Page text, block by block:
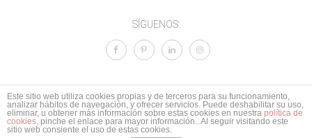
SÍGUENOS:
© 2017 Todos los derechos reservados.Aviso legalIPolítica de PrivacidadI
Mapa del sitioIPolítica de calidad
Este sitio web utiliza cookies propias y de terceros para su funcionamiento,
analizar hábitos de navegación, y ofrecer servicios. Puede deshabilitar su uso,
eliminar, u obtener más información sobre estas cookies en nuestra política de
cookies, pinche el enlace para mayor información.. Al seguir visitando este
sitio web consiente el uso de estas cookies.